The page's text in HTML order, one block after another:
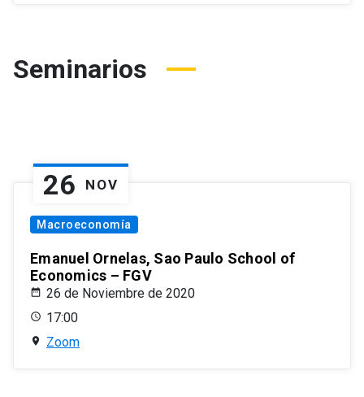
Seminarios
26 NOV
Macroeconomía
Emanuel Ornelas, Sao Paulo School of
Economics – FGV
26 de Noviembre de 2020
17:00
Zoom